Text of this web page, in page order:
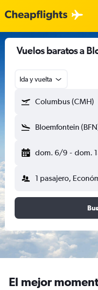
Vuelos baratos a
Ida y vuelta
Columbus (CMH)
Bloemfontein
dom. 6/9 - dom.
1 pasajero,
El mejor